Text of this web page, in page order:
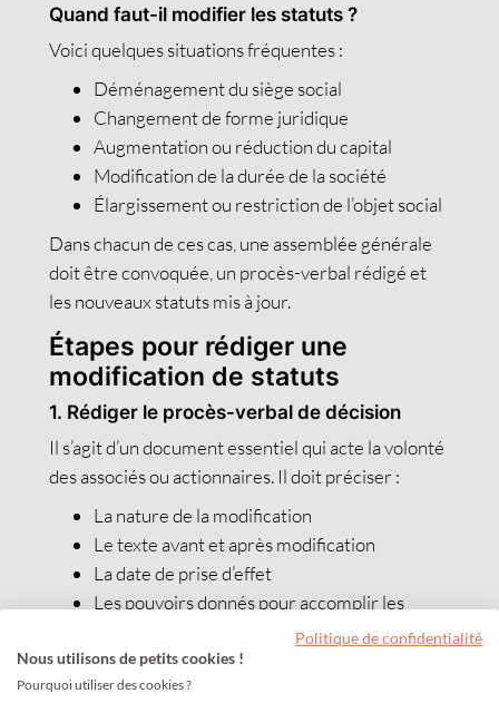
Quand faut-il modifier les statuts ?
Voici quelques situations fréquentes :
Déménagement du siège social
Changement de forme juridique
Augmentation ou réduction du capital
Modification de la durée de la société
Élargissement ou restriction de l’objet social
Dans chacun de ces cas, une assemblée générale
doit être convoquée, un procès-verbal rédigé et
les nouveaux statuts mis à jour.
Étapes pour rédiger une
modification de statuts
1. Rédiger le procès-verbal de décision
Il s’agit d’un document essentiel qui acte la volonté
des associés ou actionnaires. Il doit préciser :
La nature de la modification
Le texte avant et après modification
La date de prise d’effet
Les pouvoirs donnés pour accomplir les
Exemple : « L’article 3 des statuts relatif au siège
social est modifié comme suit… »
Politique de confidentialité
Nous utilisons de petits cookies !
Pourquoi utiliser des cookies ?